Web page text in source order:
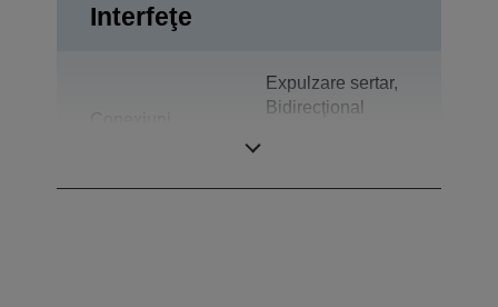
Interfeţe
Expulzare sertar,
Bidirecţional